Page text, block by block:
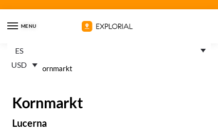
MENU
ES
USD
Home » Kornmarkt
Kornmarkt
Lucerna